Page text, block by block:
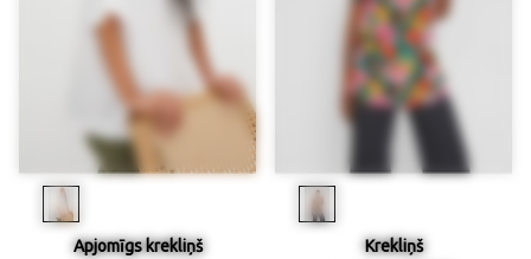
Apjomīgs krekliņš
Krekliņš